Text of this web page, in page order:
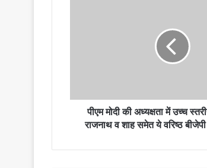
पीएम मोदी की अध्यक्षता में उच्च
राजनाथ व शाह समेत ये वरिष्ठ